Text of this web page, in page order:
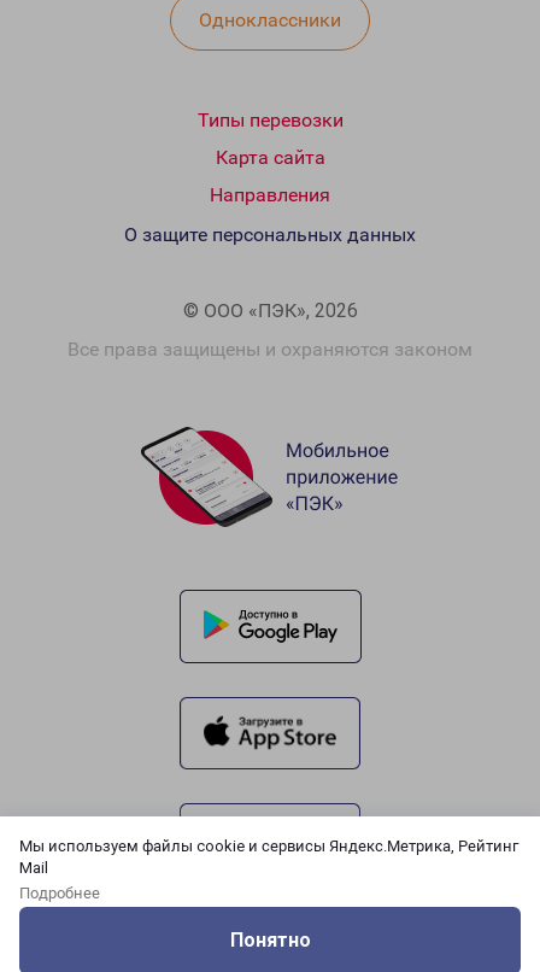
Мы используем файлы cookie и сервисы Яндекс.Метрика, Рейтинг
Mail
Подробнее
Понятно
Одноклассники
Типы перевозки
Карта сайта
Направления
© ООО «ПЭК», 2026
Все права защищены и охраняются законом
О защите персональных данных